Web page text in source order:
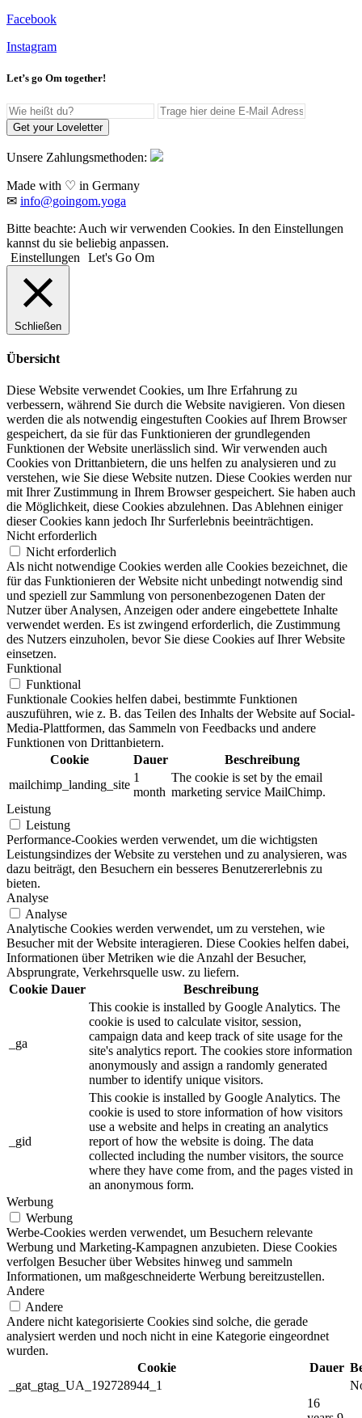
Facebook
Instagram
Let’s go Om together!
Get your Loveletter
Unsere Zahlungsmethoden:
Made with ♡ in Germany
✉ info@goingom.yoga
Bitte beachte: Auch wir verwenden Cookies. In den Einstellungen
kannst du sie beliebig anpassen.
Einstellungen
Let's Go Om
Schließen
Übersicht
Diese Website verwendet Cookies, um Ihre Erfahrung zu
verbessern, während Sie durch die Website navigieren. Von diesen
werden die als notwendig eingestuften Cookies auf Ihrem Browser
gespeichert, da sie für das Funktionieren der grundlegenden
Funktionen der Website unerlässlich sind. Wir verwenden auch
Cookies von Drittanbietern, die uns helfen zu analysieren und zu
verstehen, wie Sie diese Website nutzen. Diese Cookies werden nur
mit Ihrer Zustimmung in Ihrem Browser gespeichert. Sie haben auch
die Möglichkeit, diese Cookies abzulehnen. Das Ablehnen einiger
dieser Cookies kann jedoch Ihr Surferlebnis beeinträchtigen.
Nicht erforderlich
Nicht erforderlich
Als nicht notwendige Cookies werden alle Cookies bezeichnet, die
für das Funktionieren der Website nicht unbedingt notwendig sind
und speziell zur Sammlung von personenbezogenen Daten der
Nutzer über Analysen, Anzeigen oder andere eingebettete Inhalte
verwendet werden. Es ist zwingend erforderlich, die Zustimmung
des Nutzers einzuholen, bevor Sie diese Cookies auf Ihrer Website
einsetzen.
Funktional
Funktional
Funktionale Cookies helfen dabei, bestimmte Funktionen
auszuführen, wie z. B. das Teilen des Inhalts der Website auf Social-
Media-Plattformen, das Sammeln von Feedbacks und andere
Funktionen von Drittanbietern.
Cookie
Dauer
Beschreibung
mailchimp_landing_site
1
month
The cookie is set by the email
marketing service MailChimp.
Leistung
Leistung
Performance-Cookies werden verwendet, um die wichtigsten
Leistungsindizes der Website zu verstehen und zu analysieren, was
dazu beiträgt, den Besuchern ein besseres Benutzererlebnis zu
bieten.
Analyse
Analyse
Analytische Cookies werden verwendet, um zu verstehen, wie
Besucher mit der Website interagieren. Diese Cookies helfen dabei,
Informationen über Metriken wie die Anzahl der Besucher,
Absprungrate, Verkehrsquelle usw. zu liefern.
Cookie Dauer Beschreibung
_ga
This cookie is installed by Google Analytics. The
cookie is used to calculate visitor, session,
campaign data and keep track of site usage for the
site's analytics report. The cookies store information
anonymously and assign a randomly generated
number to identify unique visitors.
_gid
This cookie is installed by Google Analytics. The
cookie is used to store information of how visitors
use a website and helps in creating an analytics
report of how the website is doing. The data
collected including the number visitors, the source
where they have come from, and the pages visted in
an anonymous form.
Werbung
Werbung
Werbe-Cookies werden verwendet, um Besuchern relevante
Werbung und Marketing-Kampagnen anzubieten. Diese Cookies
verfolgen Besucher über Websites hinweg und sammeln
Informationen, um maßgeschneiderte Werbung bereitzustellen.
Andere
Andere
Andere nicht kategorisierte Cookies sind solche, die gerade
analysiert werden und noch nicht in eine Kategorie eingeordnet
wurden.
Cookie
Dauer
_gat_gtag_UA_192728944_1
16